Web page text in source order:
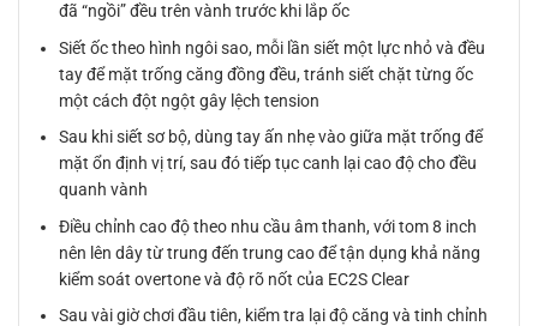
đã “ngồi” đều trên vành trước khi lắp ốc
Siết ốc theo hình ngôi sao, mỗi lần siết một lực nhỏ và đều
tay để mặt trống căng đồng đều, tránh siết chặt từng ốc
một cách đột ngột gây lệch tension
Sau khi siết sơ bộ, dùng tay ấn nhẹ vào giữa mặt trống để
mặt ổn định vị trí, sau đó tiếp tục canh lại cao độ cho đều
quanh vành
Điều chỉnh cao độ theo nhu cầu âm thanh, với tom 8 inch
nên lên dây từ trung đến trung cao để tận dụng khả năng
kiểm soát overtone và độ rõ nốt của EC2S Clear
Sau vài giờ chơi đầu tiên, kiểm tra lại độ căng và tinh chỉnh